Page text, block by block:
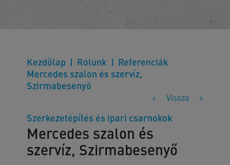
Kezdőlap Rólunk
Referenciák
Mercedes szalon és szervíz,
Szirmabesenyő
< Vissza >
Szerkezetépítés és ipari csarnokok
Mercedes szalon és
szervíz, Szirmabesenyő